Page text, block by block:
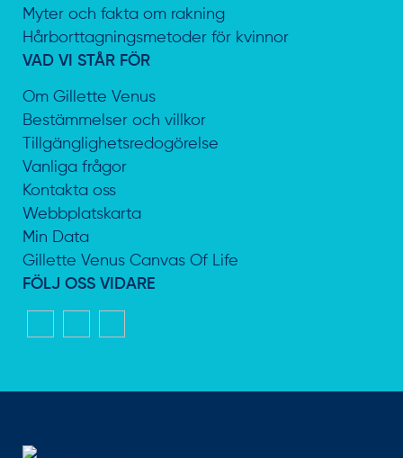
Myter och fakta om rakning
Hårborttagningsmetoder för kvinnor
VAD VI STÅR FÖR
Om Gillette Venus
Bestämmelser och villkor
Tillgänglighetsredogörelse
Vanliga frågor
Kontakta oss
Webbplatskarta
Min Data
Gillette Venus Canvas Of Life
FÖLJ OSS VIDARE